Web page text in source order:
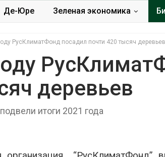
Де-Юре Зеленая экономика
РусКлиматФонд посадил почти 420 тысяч деревьев
деревьев
итоги 2021 года
Дождевая вода с
может помочь
Авг 7, 2026
строительство